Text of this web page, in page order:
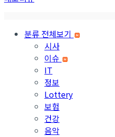
분류 전체보기
시사
이슈
IT
정보
Lottery
보험
건강
음악